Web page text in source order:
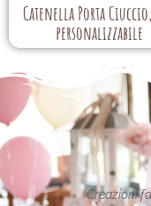
Catenella Porta
personalizzabile
e di gran classe